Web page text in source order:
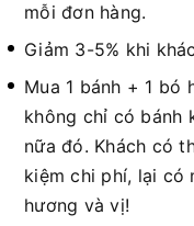
mỗi đơn hàng.
Giảm 3-5% khi
Mua 1 bánh + 1 bó
không chỉ có bánh
nữa đó. Khách có
kiệm chi phí, lại có
hương và vị!